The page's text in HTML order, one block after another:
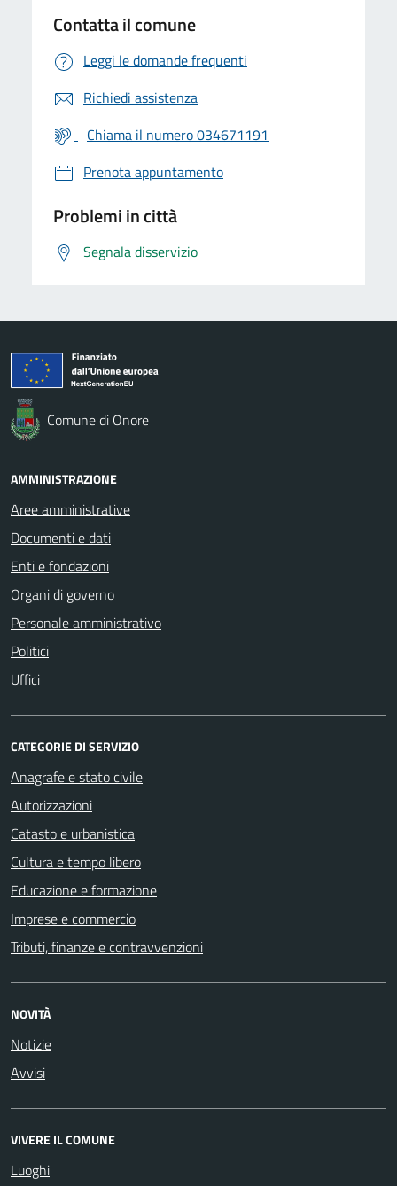
Contatta il comune
Leggi le domande frequenti
Richiedi assistenza
Chiama il numero 034671191
Prenota appuntamento
Problemi in città
Segnala disservizio
Comune di Onore
AMMINISTRAZIONE
Aree amministrative
Documenti e dati
Enti e fondazioni
Organi di governo
Personale amministrativo
Politici
Uffici
CATEGORIE DI SERVIZIO
Anagrafe e stato civile
Autorizzazioni
Catasto e urbanistica
Cultura e tempo libero
Educazione e formazione
Imprese e commercio
Tributi, finanze e contravvenzioni
NOVITÀ
Notizie
Avvisi
VIVERE IL COMUNE
Luoghi